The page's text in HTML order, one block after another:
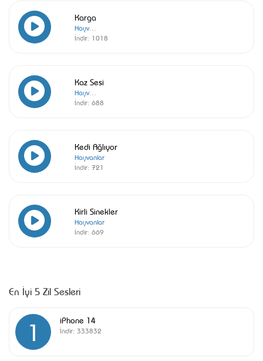
Karga
Hayvanlar
İndir: 1018
Kaz Sesi
Hayvanlar
İndir: 688
Kedi Ağlıyor
Hayvanlar
İndir: 721
Kirli Sinekler
Hayvanlar
İndir: 669
En İyi 5 Zil Sesleri
1 iPhone 14
İndir: 333832